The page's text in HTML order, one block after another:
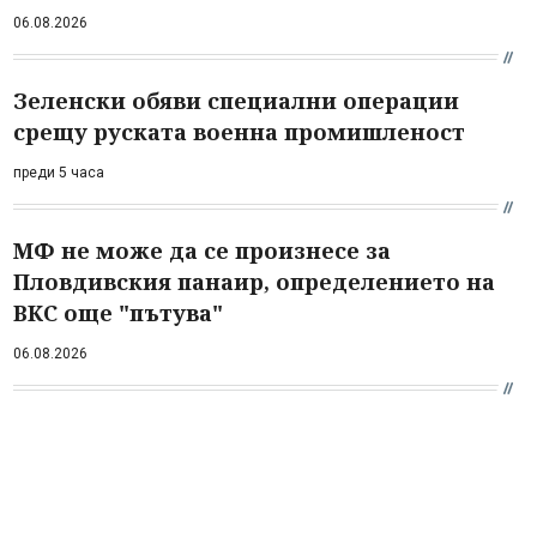
06.08.2026
Зеленски обяви специални операции
срещу руската военна промишленост
преди 5 часа
МФ не може да се произнесе за
Пловдивския панаир, определението на
ВКС още "пътува"
06.08.2026